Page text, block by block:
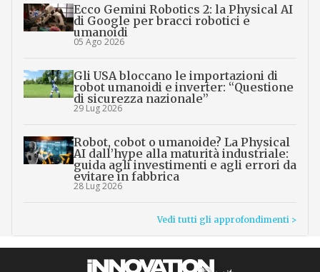
Ecco Gemini Robotics 2: la Physical AI
di Google per bracci robotici e
umanoidi
05 Ago 2026
Gli USA bloccano le importazioni di
robot umanoidi e inverter: “Questione
di sicurezza nazionale”
29 Lug 2026
Robot, cobot o umanoide? La Physical
AI dall’hype alla maturità industriale:
guida agli investimenti e agli errori da
evitare in fabbrica
28 Lug 2026
Vedi tutti gli approfondimenti >